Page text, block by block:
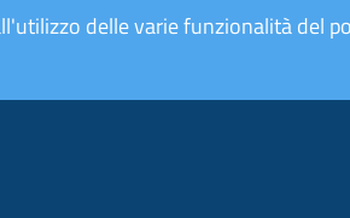
delle varie funzionalità del